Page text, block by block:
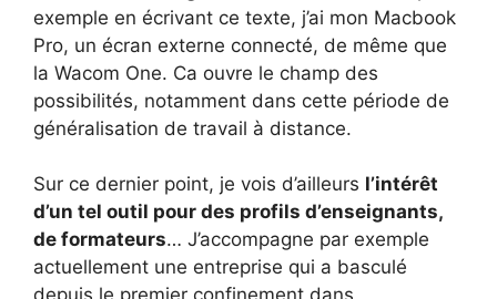
exemple en écrivant ce texte, j’ai mon Macbook
Pro, un écran externe connecté, de même que
la Wacom One. Ca ouvre le champ des
possibilités, notamment dans cette période de
généralisation de travail à distance.
Sur ce dernier point, je vois d’ailleurs l’intérêt
d’un tel outil pour des profils d’enseignants,
de formateurs… J’accompagne par exemple
actuellement une entreprise qui a basculé